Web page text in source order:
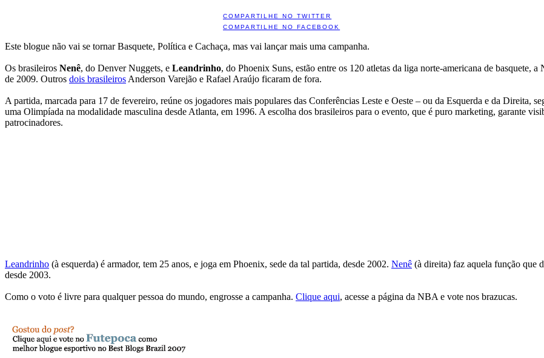
COMPARTILHE NO TWITTER
COMPARTILHE NO FACEBOOK
Este blogue não vai se tornar Basquete, Política e Cachaça, mas vai lançar mais uma campanha.
Os brasileiros Nenê, do Denver Nuggets, e Leandrinho, do Phoenix Suns, estão entre os 120 atletas da liga norte-americana de
de 2009. Outros dois brasileiros Anderson Varejão e Rafael Araújo ficaram de fora.
A partida, marcada para 17 de fevereiro, reúne os jogadores mais populares das Conferências Leste e Oeste – ou da Esquerda e da Direita,
uma Olimpíada na modalidade masculina desde Atlanta, em 1996. A escolha dos brasileiros para o evento, que é puro marketing, garante
patrocinadores.
Leandrinho (à esquerda) é armador, tem 25 anos, e joga em Phoenix, sede da tal partida, desde 2002. Nenê (à direita) faz aquela função que
desde 2003.
Como o voto é livre para qualquer pessoa do mundo, engrosse a campanha. Clique aqui, acesse a página da NBA e vote nos brazucas.